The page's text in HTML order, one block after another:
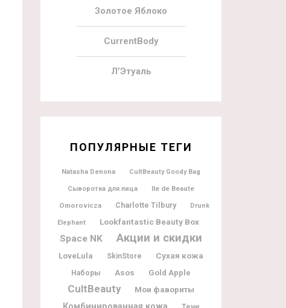
Золотое Яблоко
CurrentBody
Л’Этуаль
ПОПУЛЯРНЫЕ ТЕГИ
Natasha Denona CultBeauty Goody Bag
Сыворотка для лица
Ile de Beaute
Omorovicza
Charlotte Tilbury Drunk
Elephant Lookfantastic Beauty Box
Space NK Акции и скидки
LoveLula SkinStore Сухая кожа
Наборы Asos Gold Apple
CultBeauty
Мои фавориты